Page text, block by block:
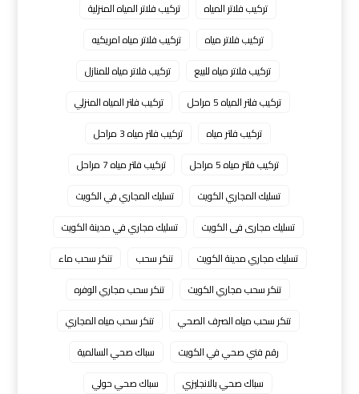
تركيب فلاتر المياه
تركيب فلاتر المياه المنزلية
تركيب فلاتر مياه
تركيب فلاتر مياه امريكيه
تركيب فلاتر مياه للبيع
تركيب فلاتر مياه للمنازل
تركيب فلتر المياه 5 مراحل
تركيب فلتر المياه المنزلي
تركيب فلتر مياه
تركيب فلتر مياه 3 مراحل
تركيب فلتر مياه 5 مراحل
تركيب فلتر مياه 7 مراحل
تسليك المجاري الكويت
تسليك المجاري في الكويت
تسليك مجارى فى الكويت
تسليك مجاري في مدينة الكويت
تسليك مجاري مدينة الكويت
تنكر سحب
تنكر سحب ماء
تنكر سحب مجاري الكويت
تنكر سحب مجاري الوفره
تنكر سحب مياه الصرف الصحي
تنكر سحب مياه المجاري
رقم فني صحي في الكويت
سباك صحي السالمية
سباك صحي بالانجليزي
سباك صحي حولي